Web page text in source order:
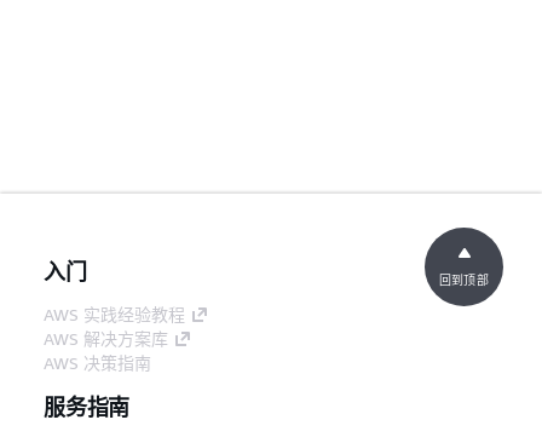
入门
AWS 实践经验教程
AWS 解决方案库
AWS 决策指南
服务指南
回到顶部